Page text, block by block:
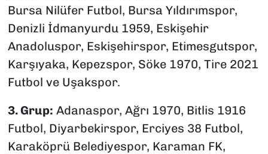
Bursa Nilüfer Futbol, Bursa Yıldırımspor,
Denizli İdmanyurdu 1959, Eskişehir
Anadoluspor, Eskişehirspor, Etimesgutspor,
Karşıyaka, Kepezspor, Söke 1970, Tire 2021
Futbol ve Uşakspor.
3. Grup: Adanaspor, Ağrı 1970, Bitlis 1916
Futbol, Diyarbekirspor, Erciyes 38 Futbol,
Karaköprü Belediyespor, Karaman FK,